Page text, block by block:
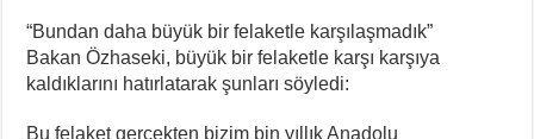
“Bundan daha büyük bir felaketle karşılaşmadık”
Bakan Özhaseki, büyük bir felaketle karşı karşıya
kaldıklarını hatırlatarak şunları söyledi:
Bu felaket gerçekten bizim bin yıllık Anadolu